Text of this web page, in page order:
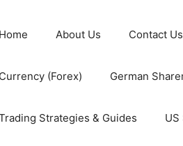
Home About Us Contact Us
Currency (Forex) German
Strategies & Guides US